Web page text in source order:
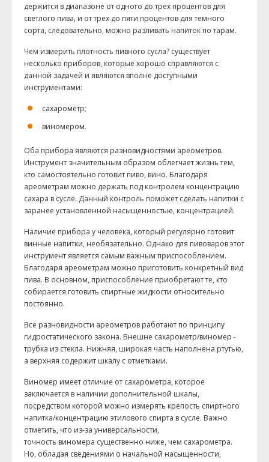
держится в диапазоне от одного до трех процентов для
светлого пива, и от трех до пяти процентов для темного
сорта, следовательно, можно разливать напиток по тарам.
Чем измерить плотность пивного сусла? существует
несколько приборов, которые хорошо справляются с
данной задачей и являются вполне доступными
инструментами:
сахарометр;
виномером.
Оба прибора являются разновидностями ареометров.
Инструмент значительным образом облегчает жизнь тем,
кто самостоятельно готовит пиво, вино. Благодаря
ареометрам можно держать под контролем концентрацию
сахара в сусле. Данный контроль поможет сделать напитки с
заранее установленной насыщенностью, концентрацией.
Наличие прибора у человека, который регулярно готовит
винные напитки, необязательно. Однако для пивоваров этот
инструмент является самым важным приспособлением.
Благодаря ареометрам можно приготовить конкретный вид
пива. В основном, приспособление приобретают те, кто
собирается готовить спиртные жидкости относительно
постоянно.
Все разновидности ареометров работают по принципу
гидростатического закона. Внешне сахарометр/виномер -
трубка из стекла. Нижняя, широкая часть наполнена ртутью,
а верхняя содержит шкалу с отметками.
Виномер имеет отличие от сахарометра, которое
заключается в наличии дополнительной шкалы,
посредством которой можно измерять крепость спиртного
напитка/концентрацию этилового спирта в сусле. Важно
отметить, что из-за универсальности,
точность виномера существенно ниже, чем сахарометра.
Но, обладая сведениями о начальной насыщенности,